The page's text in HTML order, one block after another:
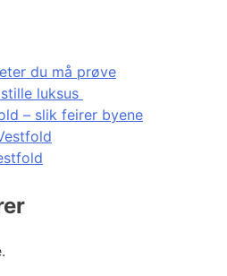
du må prøve
luksus
– slik feirer byene